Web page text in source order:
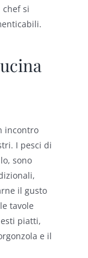
si
incontro
I pesci di
sono
il gusto
tavole
piatti,
e il